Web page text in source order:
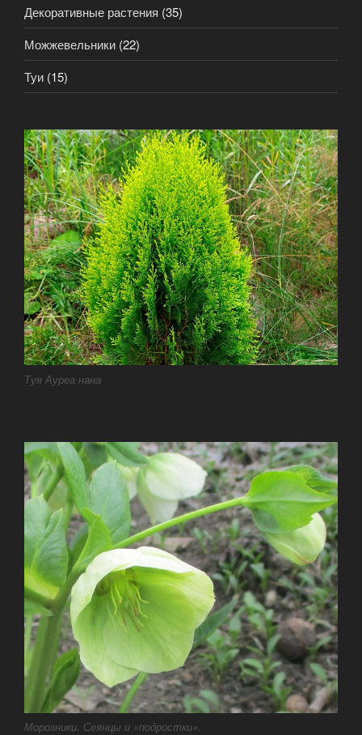
Декоративные растения (35)
Можжевельники (22)
Туи (15)
Туя Ауреа нана
Морозники. Сеянцы и «подростки».